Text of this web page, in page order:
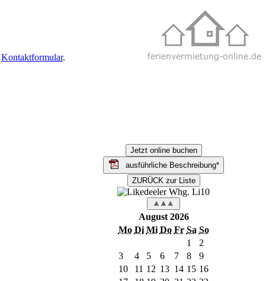
Kontaktformular.
ausführliche Beschreibung*
August 2026
Mo Di Mi Do Fr Sa So
1
2
3
4 5 6 7 8
9
10
11 12 13 14 15 16